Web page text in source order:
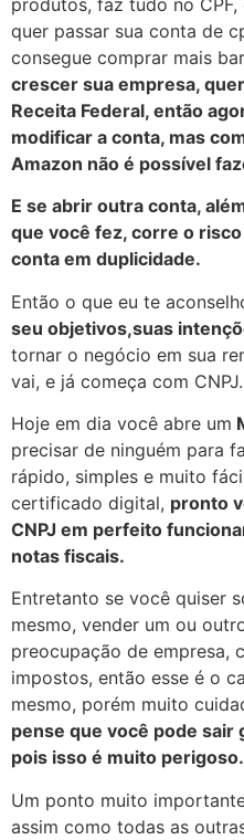
quer passar sua conta de
consegue comprar mais
crescer sua empresa,
Receita Federal, então
modificar a conta, mas
Amazon não é possível
E se abrir outra conta,
que você fez, corre o
conta em duplicidade.
Então o que eu te
seu objetivos,suas
tornar o negócio em sua
vai, e já começa com CNPJ.
Hoje em dia você abre um
precisar de ninguém para
rápido, simples e muito
certificado digital, pronto
CNPJ em perfeito
notas fiscais.
Entretanto se você quiser
mesmo, vender um ou
preocupação de empresa,
impostos, então esse é o
mesmo, porém muito
pense que você pode sair
pois isso é muito perigoso.
Um ponto muito
assim como todas as